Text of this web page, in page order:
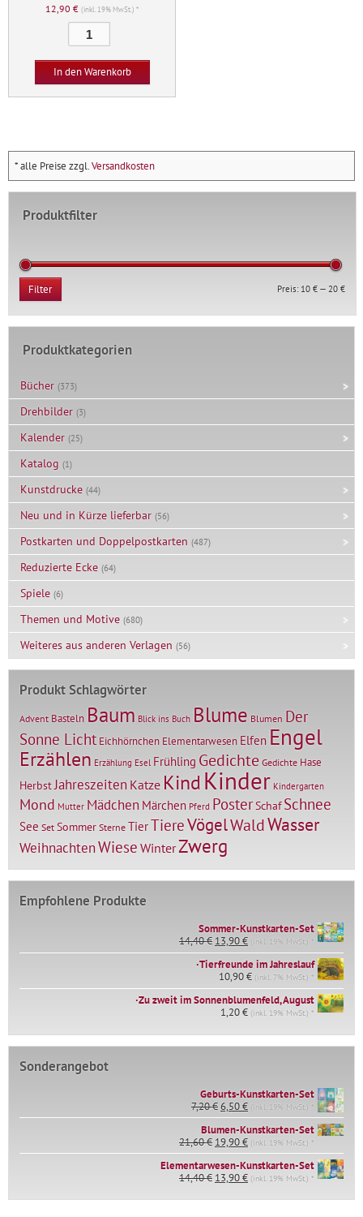
12,90€ (inkl. 19% MwSt.) *
mit
37
Türchen
–
Nacht
Menge
In den Warenkorb
* alle Preise zzgl.Versandkosten
Produktfilter
Min.
Max.
Filter Preis: 10 € — 20 €
Produktkategorien
Bücher (373)
Drehbilder (3)
Kalender (25)
Katalog (1)
Kunstdrucke (44)
Neu und in Kürze lieferbar (56)
Postkarten und Doppelpostkarten (487)
Reduzierte Ecke (64)
Spiele (6)
Themen und Motive (680)
Weiteres aus anderen Verlagen (56)
Produkt Schlagwörter
Advent Basteln Baum Blick ins Buch Blume Blumen Der
Sonne Licht Eichhörnchen Elementarwesen Elfen Engel
Erzählen Erzählung Esel Frühling Gedichte Gedichte Hase
HerbstJahreszeitenKatze KindKinder Kindergarten
Mond Mutter Mädchen Märchen Pferd PosterSchaf Schnee
See Set Sommer Sterne TierTiereVögelWaldWasser
WeihnachtenWiese WinterZwerg
Empfohlene Produkte
Sommer-Kunstkarten-Set
14,40€ Ursprünglicher
Preis
war:
14,40 €
13,90€Aktueller
Preis
ist:
13,90 €.
(inkl. 19% MwSt.) *
∙Tierfreunde im Jahreslauf
10,90€ (inkl. 7% MwSt.) *
∙Zu zweit im Sonnenblumenfeld, August
1,20€ (inkl. 19% MwSt.) *
Sonderangebot
Geburts-Kunstkarten-Set
7,20€Ursprünglicher
Preis
war:
7,20 €
6,50€Aktueller
Preis
ist:
6,50 €.
(inkl. 19% MwSt.) *
Blumen-Kunstkarten-Set
21,60€ Ursprünglicher
Preis
war:
21,60 €
19,90€Aktueller
Preis
ist:
19,90 €.
(inkl. 19% MwSt.) *
Elementarwesen-Kunstkarten-Set
14,40€ Ursprünglicher
war:
13,90€Aktueller
ist:
(inkl. 19% MwSt.) *